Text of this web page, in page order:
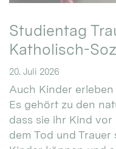
Studientag
Katholisch-
20. Juli 2026
Auch Kinder
Es gehört zu den
dass sie ihr Kind
dem Tod und